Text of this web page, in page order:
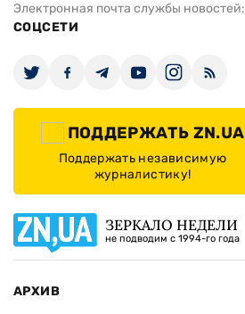
Электронная почта службы новостей:
СОЦСЕТИ
ПОДДЕРЖАТЬ ZN.UA
Поддержать независимую
журналистику!
ЗЕРКАЛО НЕДЕЛИ
не подводим с 1994-го года
АРХИВ